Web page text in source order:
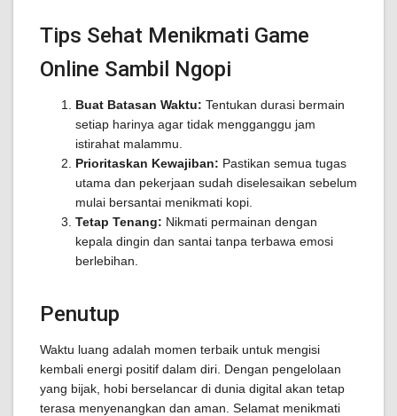
Tips Sehat Menikmati Game
Online Sambil Ngopi
Buat Batasan Waktu: Tentukan durasi bermain
setiap harinya agar tidak mengganggu jam
istirahat malammu.
Prioritaskan Kewajiban: Pastikan semua tugas
utama dan pekerjaan sudah diselesaikan sebelum
mulai bersantai menikmati kopi.
Tetap Tenang: Nikmati permainan dengan
kepala dingin dan santai tanpa terbawa emosi
berlebihan.
Penutup
Waktu luang adalah momen terbaik untuk mengisi
kembali energi positif dalam diri. Dengan pengelolaan
yang bijak, hobi berselancar di dunia digital akan tetap
terasa menyenangkan dan aman. Selamat menikmati